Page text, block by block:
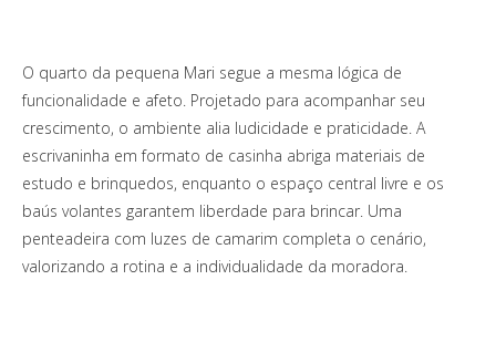
O quarto da pequena Mari segue a mesma lógica de
funcionalidade e afeto. Projetado para acompanhar seu
crescimento, o ambiente alia ludicidade e praticidade. A
escrivaninha em formato de casinha abriga materiais de
estudo e brinquedos, enquanto o espaço central livre e os
baús volantes garantem liberdade para brincar. Uma
penteadeira com luzes de camarim completa o cenário,
valorizando a rotina e a individualidade da moradora.